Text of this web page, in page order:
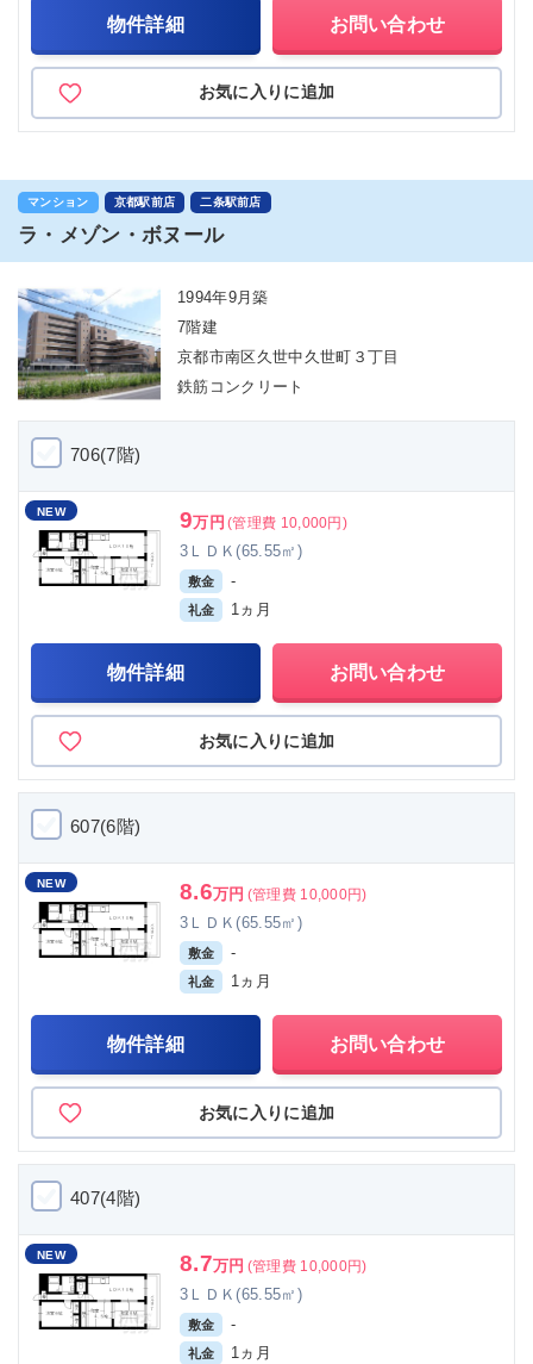
物件詳細 お問い合わせ
お気に入りに追加
マンション 京都駅前店 二条駅前店
ラ・メゾン・ボヌール
1994年9月築
7階建
京都市南区久世中久世町３丁目
鉄筋コンクリート
706(7階)
NEW 9万円 (管理費 10,000円)
3ＬＤＫ(65.55㎡)
敷金 -
礼金 1ヵ月
物件詳細 お問い合わせ
お気に入りに追加
607(6階)
NEW 8.6万円 (管理費 10,000円)
3ＬＤＫ(65.55㎡)
敷金 -
礼金 1ヵ月
物件詳細 お問い合わせ
お気に入りに追加
407(4階)
NEW 8.7万円 (管理費 10,000円)
3ＬＤＫ(65.55㎡)
敷金 -
礼金 1ヵ月